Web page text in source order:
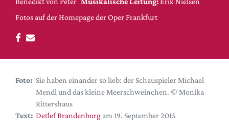
DdB-map
Kalender
Premierensuche
Festival-Planer
Hefte
Alle Hefte
Leseproben
Fotos auf der Homepage der Oper Frankfurt
Foto: Sie haben einander so lieb: der Schauspieler Michael
Mendl und das kleine Meerschweinchen. © Monika
Rittershaus
Text: Detlef Brandenburg am 19. September 2015